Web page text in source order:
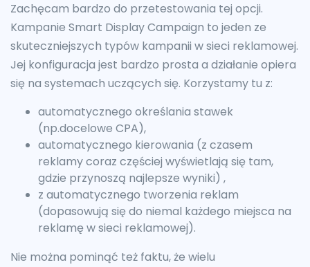
Zachęcam bardzo do przetestowania tej opcji.
Kampanie Smart Display Campaign to jeden ze
skuteczniejszych typów kampanii w sieci reklamowej.
Jej konfiguracja jest bardzo prosta a działanie opiera
się na systemach uczących się. Korzystamy tu z:
automatycznego określania stawek
(np.docelowe CPA),
automatycznego kierowania (z czasem
reklamy coraz częściej wyświetlają się tam,
gdzie przynoszą najlepsze wyniki) ,
z automatycznego tworzenia reklam
(dopasowują się do niemal każdego miejsca na
reklamę w sieci reklamowej).
Nie można pominąć też faktu, że wielu